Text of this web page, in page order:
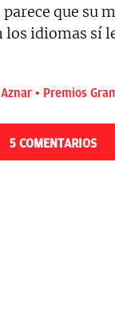
que su
los idiomas sí
Premios
5 COMENTARIOS